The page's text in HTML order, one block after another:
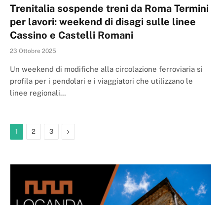
Trenitalia sospende treni da Roma Termini
per lavori: weekend di disagi sulle linee
Cassino e Castelli Romani
23 Ottobre 2025
Un weekend di modifiche alla circolazione ferroviaria si
profila per i pendolari e i viaggiatori che utilizzano le
linee regionali…
1 2 3 Next